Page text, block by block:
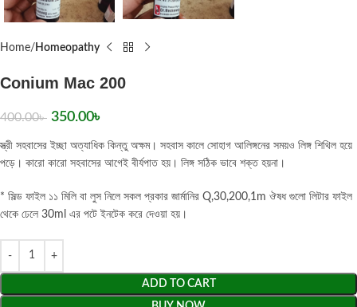
Home Homeopathy
Conium Mac 200
400.00৳ 350.00৳
স্ত্রী সহবাসের ইচ্ছা অত্যাধিক কিন্তু অক্ষম। সহবাস কালে সোহাগ আলিঙ্গনের সময়ও লিঙ্গ শিথিল হয়ে
পড়ে। কারো কারো সহবাসের আগেই বীর্যপাত হয়। লিঙ্গ সঠিক ভাবে শক্ত হয়না।
* সিল্ড ফাইল ১১ মিলি বা লুস নিলে সকল প্রকার জার্মানির Q,30,200,1m ঔষধ গুলো লিটার ফাইল
থেকে ঢেলে 30ml এর পটে ইনটেক করে দেওয়া হয়।
ADD TO CART